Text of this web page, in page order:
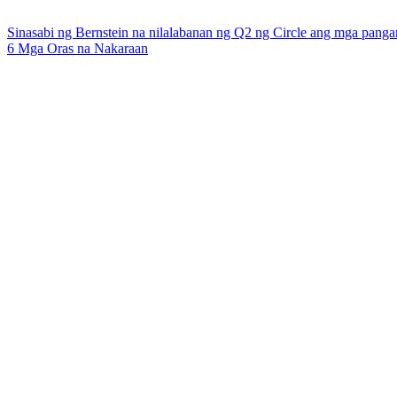
Sinasabi ng Bernstein na nilalabanan ng Q2 ng Circle ang mga
6 Mga Oras na Nakaraan